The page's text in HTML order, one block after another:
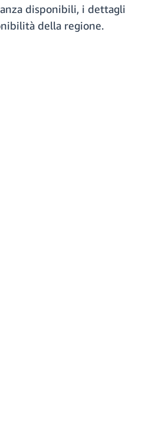
disponibili, i dettagli
della regione.